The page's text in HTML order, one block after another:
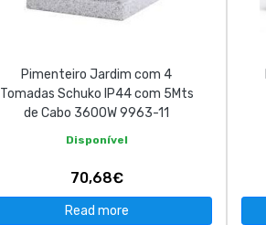
Pimenteiro Jardim com 4
Tomadas Schuko IP44 com 5Mts
de Cabo 3600W 9963-11
Disponível
70,68€
Read more